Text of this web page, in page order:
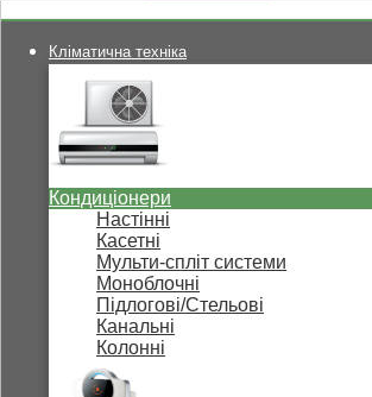
Кліматична техніка
Кондиціонери
Настінні
Касетні
Мульти-спліт системи
Моноблочні
Підлогові/Стельові
Канальні
Колонні